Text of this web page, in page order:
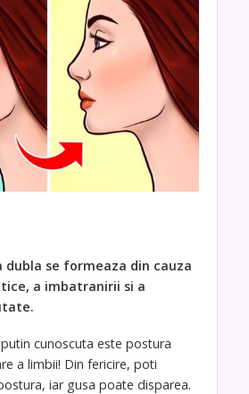
dubla se formeaza din cauza
a imbatranirii si a
cunoscuta este postura
a limbii! Din fericire, poti
iar gusa poate disparea.